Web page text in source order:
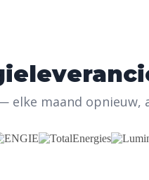
elke maand opnieuw,